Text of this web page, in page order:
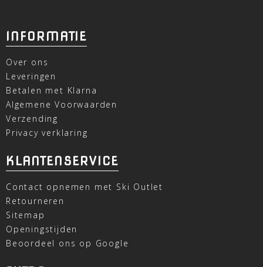
INFORMATIE
Over ons
Leveringen
Betalen met Klarna
Algemene Voorwaarden
Verzending
Privacy verklaring
KLANTENSERVICE
Contact opnemen met Ski Outlet
Retourneren
Sitemap
Openingstijden
Beoordeel ons op Google